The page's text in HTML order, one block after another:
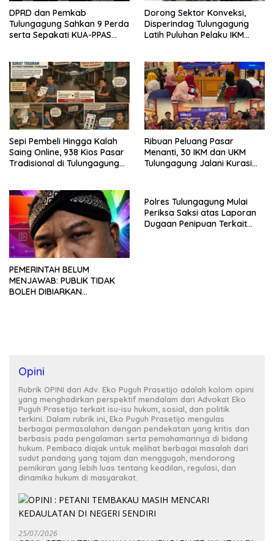
DPRD dan Pemkab
Tulungagung Sahkan 9 Perda
serta Sepakati KUA-PPAS
Dorong Sektor Konveksi,
Disperindag Tulungagung
Latih Puluhan Pelaku IKM
Sepi Pembeli Hingga Kalah
Saing Online, 938 Kios Pasar
Tradisional di Tulungagung
Ribuan Peluang Pasar
Menanti, 30 IKM dan UKM
Tulungagung Jalani Kurasi
PEMERINTAH BELUM
MENJAWAB: PUBLIK TIDAK
BOLEH DIBIARKAN
Polres Tulungagung Mulai
Periksa Saksi atas Laporan
Dugaan Penipuan Terkait
Opini
Rubrik OPINI dari Adv. Eko Puguh Prasetijo adalah kolom opini
yang menghadirkan perspektif mendalam dari Advokat Eko
Puguh Prasetijo terkait isu-isu hukum, sosial, dan politik
terkini. Dalam rubrik ini, Eko Puguh Prasetijo mengulas
berbagai permasalahan dengan pendekatan yang kritis dan
berbasis pada pengalaman serta pemahamannya di bidang
hukum. Pembaca diajak untuk melihat berbagai masalah dari
sudut pandang yang tajam dan menggugah, mendorong
pemikiran yang lebih luas tentang keadilan, regulasi, dan
dinamika hukum di masyarakat.
25/07/2026